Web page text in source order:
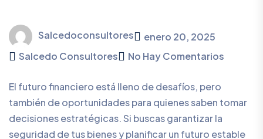
Salcedoconsultores
enero 20, 2025
Salcedo Consultores
No Hay Comentarios
El futuro financiero está lleno de desafíos, pero
también de oportunidades para quienes saben tomar
decisiones estratégicas. Si buscas garantizar la
seguridad de tus bienes y planificar un futuro estable